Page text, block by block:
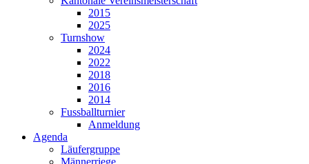
2015
2025
Turnshow
2024
2022
2018
2016
2014
Fussballturnier
Anmeldung
Agenda
Läufergruppe
Männerriege